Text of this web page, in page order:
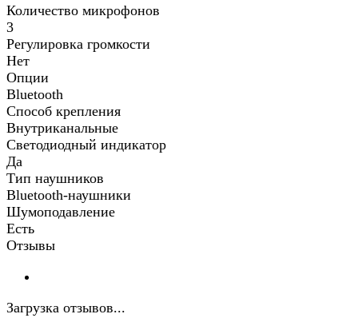
Количество микрофонов
3
Регулировка громкости
Нет
Опции
Bluetooth
Способ крепления
Внутриканальные
Светодиодный индикатор
Да
Тип наушников
Bluetooth-наушники
Шумоподавление
Есть
Отзывы
Загрузка отзывов...